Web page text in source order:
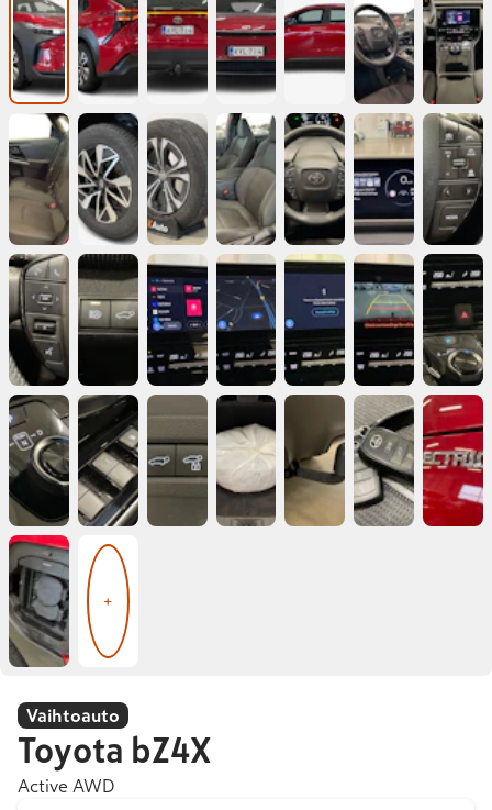
+
Vaihtoauto
Toyota bZ4X
Active AWD